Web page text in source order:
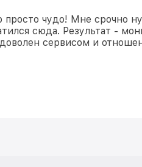
просто чудо! Мне срочно
сюда. Результат -
сервисом и